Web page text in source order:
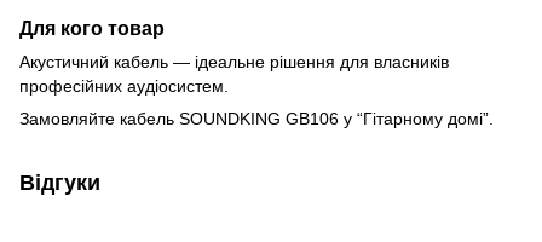
Для кого товар
Акустичний кабель — ідеальне рішення для власників
професійних аудіосистем.
Замовляйте кабель SOUNDKING GB106 у “Гітарному домі”.
Відгуки